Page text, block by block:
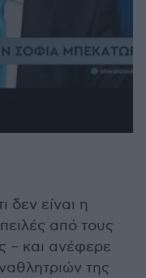
δεν είναι η
από τους
– και ανέφερε
της